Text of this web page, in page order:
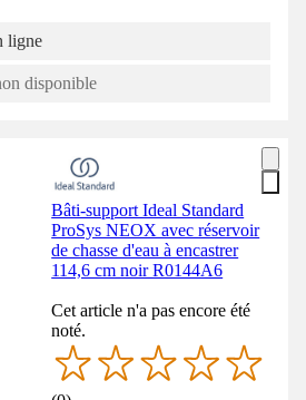
ligne
disponible
Bâti-support Ideal Standard
ProSys NEOX avec réservoir
de chasse d'eau à encastrer
114,6 cm noir R0144A6
Cet article n'a pas encore été
noté.